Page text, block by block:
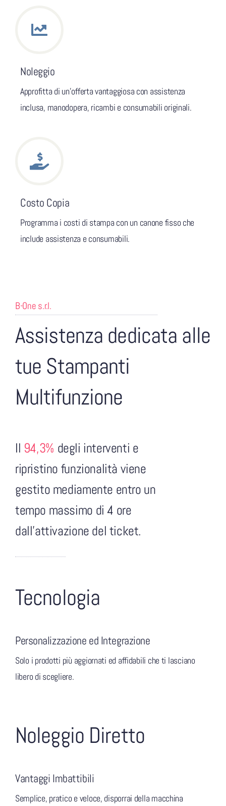
Noleggio
Approfitta di un’offerta vantaggiosa con assistenza
inclusa, manodopera, ricambi e consumabili originali.
Costo Copia
Programma i costi di stampa con un canone fisso che
include assistenza e consumabili.
B-One s.r.l.
Assistenza dedicata alle
tue Stampanti
Multifunzione
Il 94,3% degli interventi e
ripristino funzionalità viene
gestito mediamente entro un
tempo massimo di 4 ore
dall’attivazione del ticket.
Tecnologia
Personalizzazione ed Integrazione
Solo i prodotti più aggiornati ed affidabili che ti lasciano
libero di scegliere.
Noleggio Diretto
Vantaggi Imbattibili
Semplice, pratico e veloce, disporrai della macchina